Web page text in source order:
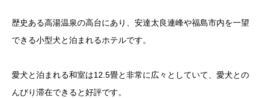
歴史ある高湯温泉の高台にあり、安達太良連峰や福島市内を一望
できる小型犬と泊まれるホテルです。
愛犬と泊まれる和室は12.5畳と非常に広々としていて、愛犬との
んびり滞在できると好評です。